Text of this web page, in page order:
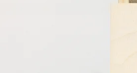
Mit Liebe gemacht, im
Erstelle etwas Einzigartiges in